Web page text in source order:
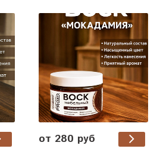
от 280 руб